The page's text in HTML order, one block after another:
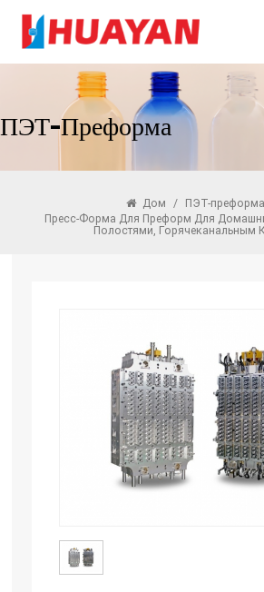
ПЭТ-Преформа
Дом / ПЭТ-преформа
Пресс-Форма Для Преформ Для
Полостями, Горячеканальным